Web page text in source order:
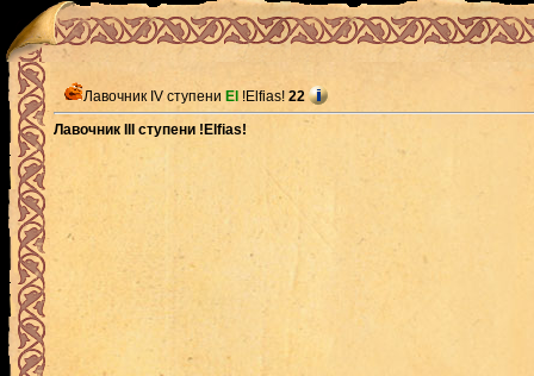
Лавочник IV ступени El !Elfias! 22
Лавочник III ступени !Elfias!